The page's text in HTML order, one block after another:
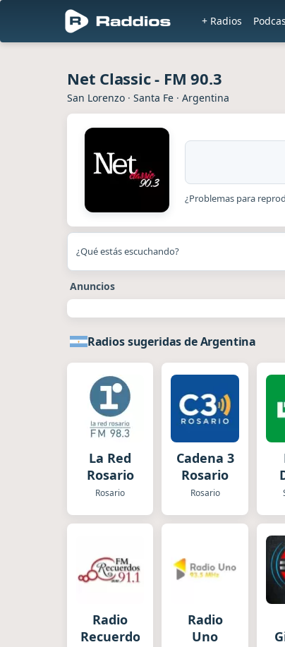
+ Radios
Net Classic - FM 90.3
San Lorenzo · Santa Fe · Argentina
¿Problemas para
¿Qué estás escuchando?
Anuncios
Radios sugeridas de Argentina
La Red
Rosario
Rosario
Cadena 3
Rosario
Rosario
Radio
Recuerdos
Radio
Uno